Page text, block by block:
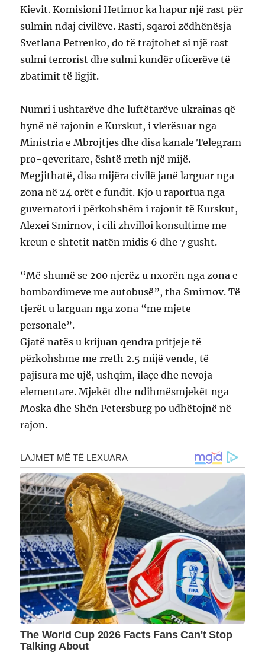
Kievit. Komisioni Hetimor ka hapur një rast për
sulmin ndaj civilëve. Rasti, sqaroi zëdhënësja
Svetlana Petrenko, do të trajtohet si një rast
sulmi terrorist dhe sulmi kundër oficerëve të
zbatimit të ligjit.
Numri i ushtarëve dhe luftëtarëve ukrainas që
hynë në rajonin e Kurskut, i vlerësuar nga
Ministria e Mbrojtjes dhe disa kanale Telegram
pro-qeveritare, është rreth një mijë.
Megjithatë, disa mijëra civilë janë larguar nga
zona në 24 orët e fundit. Kjo u raportua nga
guvernatori i përkohshëm i rajonit të Kurskut,
Alexei Smirnov, i cili zhvilloi konsultime me
kreun e shtetit natën midis 6 dhe 7 gusht.
“Më shumë se 200 njerëz u nxorën nga zona e
bombardimeve me autobusë”, tha Smirnov. Të
tjerët u larguan nga zona “me mjete
personale”.
Gjatë natës u krijuan qendra pritjeje të
përkohshme me rreth 2.5 mijë vende, të
pajisura me ujë, ushqim, ilaçe dhe nevoja
elementare. Mjekët dhe ndihmësmjekët nga
Moska dhe Shën Petersburg po udhëtojnë në
rajon.